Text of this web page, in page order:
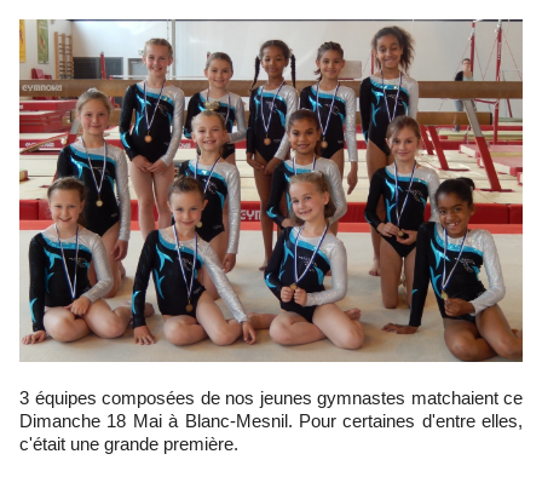
3 équipes composées de nos jeunes gymnastes matchaient ce
Dimanche 18 Mai à Blanc-Mesnil. Pour certaines d'entre elles,
c'était une grande première.